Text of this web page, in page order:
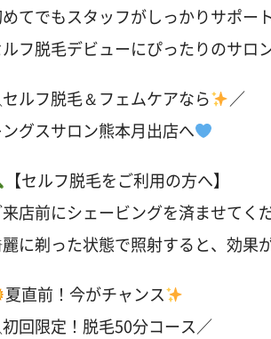
てでもスタッフがしっかりサポー
フ脱毛デビューにぴったりのサロ
ルフ脱毛＆フェムケアなら
／
ングスサロン熊本月出店へ
【セルフ脱毛をご利用の方へ】
来店前にシェービングを済ませてく
に剃った状態で照射すると、効果
夏直前！今がチャンス
回限定！脱毛50分コース／